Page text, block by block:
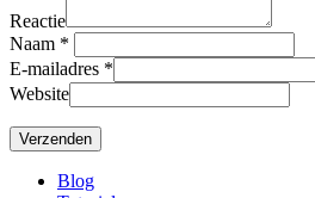
Reactie
Naam *
E-mailadres *
Website
Blog